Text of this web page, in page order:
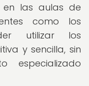
las aulas de
como los
utilizar los
y sencilla, sin
especializado